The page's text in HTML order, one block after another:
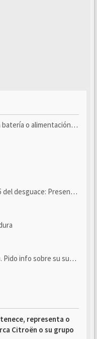
o alimentación eléctri...
Presentación y seguimiento
info sobre su sustitución
representa o
Citroën o su grupo